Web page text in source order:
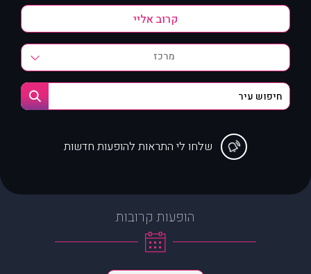
מרכז
שלחו לי התראות להופעות חדשות
הופעות קרובות